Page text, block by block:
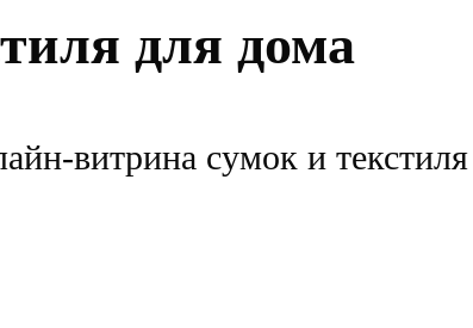
для дома
витрина сумок и текстиля